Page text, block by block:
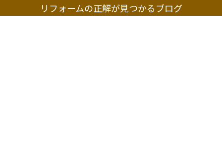
リフォームの正解が見つかるブログ